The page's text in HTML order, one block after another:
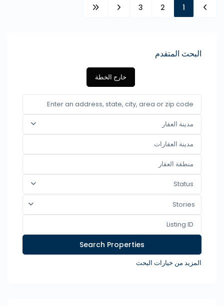
1
2
3
البحث المتقدم
خارج الخطة
مدينة العقار
Status
Stories
المزيد من خيارات البحث